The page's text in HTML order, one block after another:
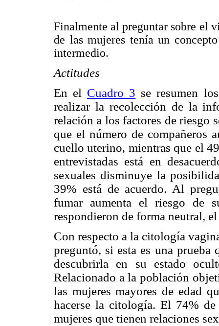
Finalmente al preguntar sobre el
de las mujeres tenía un
intermedio.
Actitudes
En el Cuadro 3 se resumen
realizar la recolección de la
relación a los factores de riesgo
que el número de compañeros
cuello uterino, mientras que el
entrevistadas está en
sexuales disminuye la
39% está de acuerdo. Al
fumar aumenta el riesgo de
respondieron de forma neutral,
Con respecto a la citología
preguntó, si esta es una prueba
descubrirla en su estado
Relacionado a la población
las mujeres mayores de edad
hacerse la citología. El 74% de
mujeres que tienen relaciones